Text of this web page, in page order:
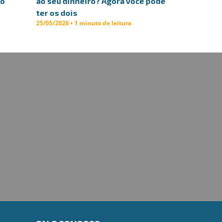
ter os dois
25/05/2026 • 1 minuto de leitura